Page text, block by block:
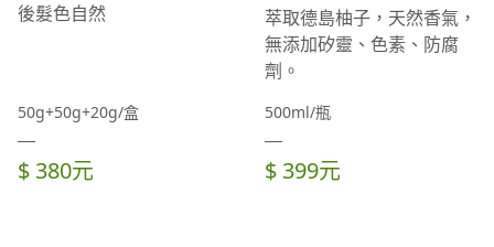
後髮色自然
50g+50g+20g/盒
$ 380元
萃取德島柚子，天然香氣，
無添加矽靈、色素、防腐
劑。
500ml/瓶
$ 399元